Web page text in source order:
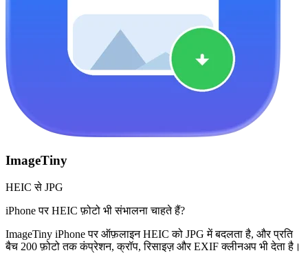
ImageTiny
HEIC से JPG
iPhone पर HEIC फ़ोटो भी संभालना चाहते हैं?
ImageTiny iPhone पर ऑफ़लाइन HEIC को JPG में बदलता है, और प्रति
बैच 200 फ़ोटो तक कंप्रेशन, क्रॉप, रिसाइज़ और EXIF क्लीनअप भी देता है।